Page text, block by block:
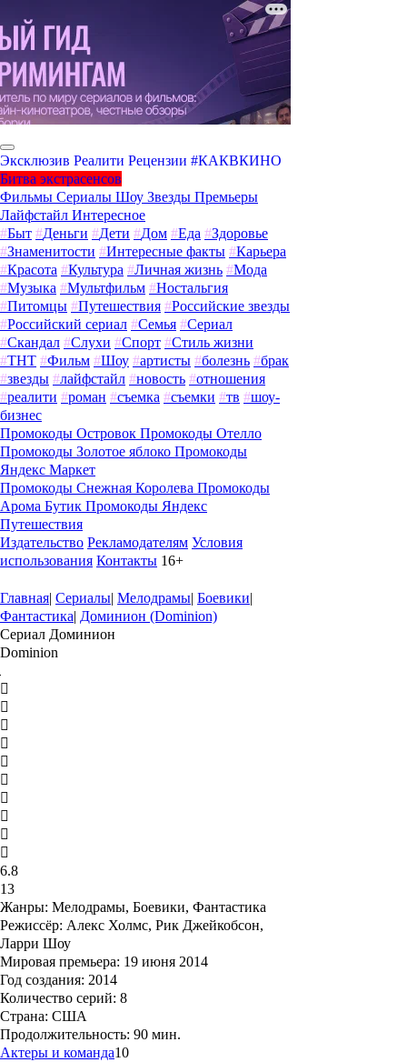
Эксклюзив Реалити Рецензии #КАКВКИНО
Битва экстрасенсов
Фильмы Сериалы Шоу Звезды Премьеры
Лайфстайл Интересное
#Быт #Деньги #Дети #Дом #Еда #Здоровье
#Знаменитости #Интересные факты #Карьера
#Красота #Культура #Личная жизнь #Мода
#Музыка #Мультфильм #Ностальгия
#Питомцы #Путешествия #Российские звезды
#Российский сериал #Семья #Сериал
#Скандал #Слухи #Спорт #Стиль жизни
#ТНТ #Фильм #Шоу #артисты #болезнь #брак
#звезды #лайфстайл #новость #отношения
#реалити #роман #съемка #съемки #тв #шоу-
бизнес
Промокоды Островок Промокоды Отелло
Промокоды Золотое яблоко Промокоды
Яндекс Маркет
Промокоды Снежная Королева Промокоды
Арома Бутик Промокоды Яндекс
Путешествия
Издательство Рекламодателям Условия
использования Контакты 16+
Главная| Сериалы| Мелодрамы| Боевики|
Фантастика| Доминион (Dominion)
Сериал Доминион
Dominion
6.8
13
Жанры: Мелодрамы, Боевики, Фантастика
Режиссёр: Алекс Холмс, Рик Джейкобсон,
Ларри Шоу
Мировая премьера: 19 июня 2014
Год создания: 2014
Количество серий: 8
Страна: США
Продолжительность: 90 мин.
Актеры и команда10